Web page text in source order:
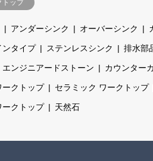
トップ
アンダーシンク オーバーシンク
ンタイプ ステンレスシンク 排水部
エンジニアードストーン カウンター
ークトップ セラミック ワークトップ
ークトップ 天然石